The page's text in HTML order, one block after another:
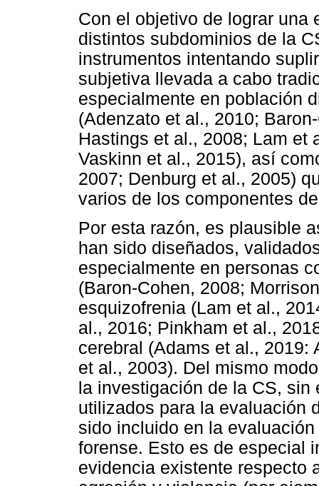
Con el objetivo de lograr una
distintos subdominios de la
instrumentos intentando
subjetiva llevada a cabo
especialmente en población
(Adenzato et al., 2010;
Hastings et al., 2008; Lam et
Vaskinn et al., 2015), así
2007; Denburg et al., 2005)
varios de los componentes
Por esta razón, es plausible
han sido diseñados,
especialmente en personas
(Baron-Cohen, 2008;
esquizofrenia (Lam et al.,
al., 2016; Pinkham et al.,
cerebral (Adams et al., 2019:
et al., 2003). Del mismo
la investigación de la CS,
utilizados para la evaluación
sido incluido en la
forense. Esto es de especial
evidencia existente respecto